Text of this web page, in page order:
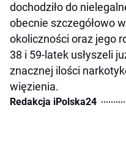
dochodziło do
obecnie szczegółowo
okoliczności oraz jego
38 i 59-latek usłyszeli
znacznej ilości
więzienia.
Redakcja iPolska24